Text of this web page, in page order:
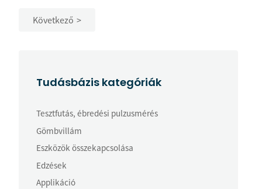
Következő
Tudásbázis kategóriák
Tesztfutás, ébredési pulzusmérés
Gömbvillám
Eszközök összekapcsolása
Edzések
Applikáció